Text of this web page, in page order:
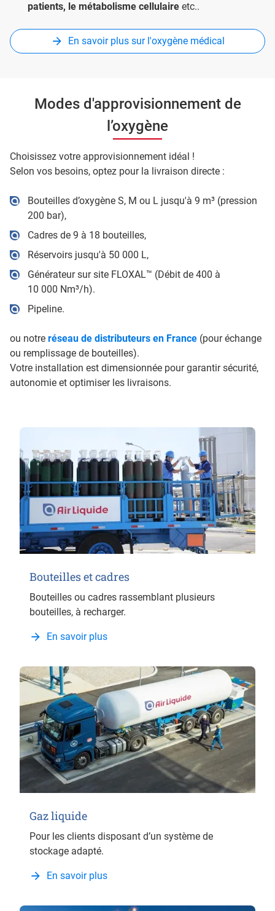
patients, le métabolisme cellulaireetc..
En savoir plus sur l'oxygène médical
Modes d'approvisionnement de
l’oxygène
Choisissez votre approvisionnement idéal !
Selon vos besoins, optez pour la livraison directe :
Bouteilles d’oxygène S, M ou L jusqu'à 9 m³ (pression
200 bar),
Cadres de 9 à 18 bouteilles,
Réservoirs jusqu'à 50 000 L,
Générateur sur site FLOXAL™ (Débit de 400 à
10 000 Nm³/h).
Pipeline.
ou notre réseau de distributeurs en France (pour échange
ou remplissage de bouteilles).
Votre installation est dimensionnée pour garantir sécurité,
autonomie et optimiser les livraisons.
Bouteilles et cadres
Bouteilles ou cadres rassemblant plusieurs
bouteilles, à recharger.
En savoir plus
Gaz liquide
Pour les clients disposant d’un système de
stockage adapté.
En savoir plus